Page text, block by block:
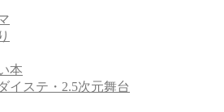
本
イステ・2.5次元舞台